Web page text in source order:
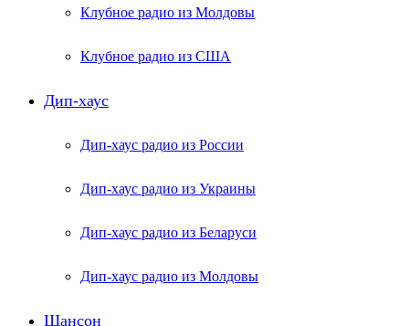
Клубное радио из Молдовы
Клубное радио из США
Дип-хаус
Дип-хаус радио из России
Дип-хаус радио из Украины
Дип-хаус радио из Беларуси
Дип-хаус радио из Молдовы
Шансон